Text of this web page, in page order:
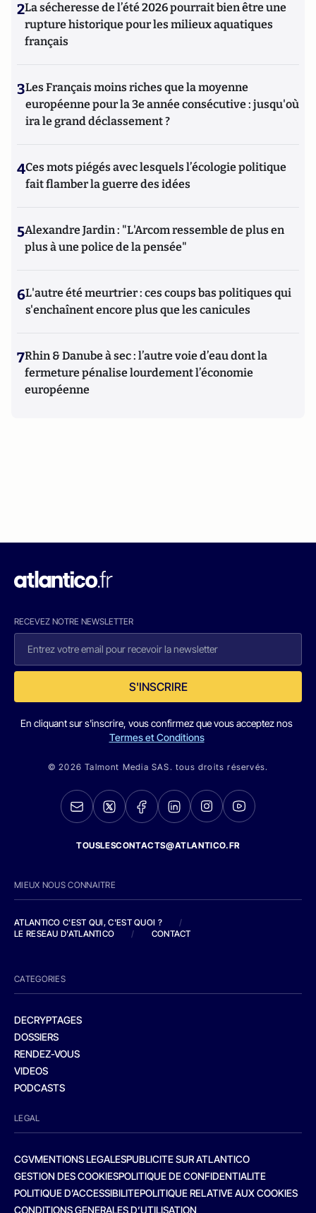
2La sécheresse de l’été 2026 pourrait bien être une
rupture historique pour les milieux aquatiques
français
3Les Français moins riches que la moyenne
européenne pour la 3e année consécutive : jusqu'où
ira le grand déclassement ?
4Ces mots piégés avec lesquels l’écologie politique
fait flamber la guerre des idées
5Alexandre Jardin : "L'Arcom ressemble de plus en
plus à une police de la pensée"
6L'autre été meurtrier : ces coups bas politiques qui
s'enchaînent encore plus que les canicules
7Rhin & Danube à sec : l’autre voie d’eau dont la
fermeture pénalise lourdement l’économie
européenne
RECEVEZ NOTRE NEWSLETTER
S'INSCRIRE
En cliquant sur s'inscrire, vous confirmez que vous acceptez nos
Termes et Conditions
© 2026 Talmont Media SAS. tous droits réservés.
TOUSLESCONTACTS@ATLANTICO.FR
MIEUX NOUS CONNAITRE
ATLANTICO C'EST QUI, C'EST QUOI ?
/
LE RESEAU D'ATLANTICO
/ CONTACT
CATEGORIES
DECRYPTAGES
DOSSIERS
RENDEZ-VOUS
VIDEOS
PODCASTS
LEGAL
CGVMENTIONS LEGALESPUBLICITE SUR ATLANTICO
GESTION DES COOKIESPOLITIQUE DE CONFIDENTIALITE
POLITIQUE D’ACCESSIBILITEPOLITIQUE RELATIVE AUX COOKIES
CONDITIONS GENERALES D’UTILISATION